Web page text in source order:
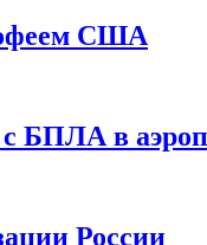
США
БПЛА в
России